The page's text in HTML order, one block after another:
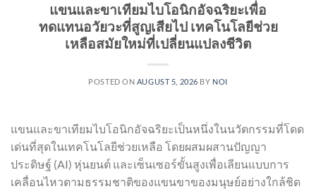
แขนและขาเทียมไบโอนิกอัจฉริยะเพื่อ
ทดแทนอวัยวะที่สูญเสียไป เทคโนโลยีช่วย
เหลือสมัยใหม่ที่เปลี่ยนแปลงชีวิต
POSTED ON AUGUST 5, 2026 BY NOI
แขนและขาเทียมไบโอนิกอัจฉริยะเป็นหนึ่งในนวัตกรรมที่โดด
เด่นที่สุดในเทคโนโลยีช่วยเหลือ โดยผสมผสานปัญญา
ประดิษฐ์ (AI) หุ่นยนต์ และเซ็นเซอร์ขั้นสูงเพื่อเลียนแบบการ
เคลื่อนไหวตามธรรมชาติของแขนขาของมนุษย์อย่างใกล้ชิด